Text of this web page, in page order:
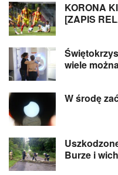
KORONA
[ZAPIS
wiele
W środę
Burze i